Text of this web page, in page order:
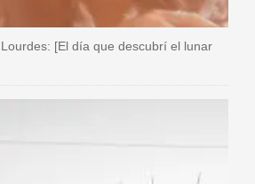
[El día que descubrí el lunar